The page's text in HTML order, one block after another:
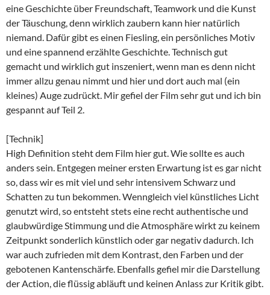
eine Geschichte über Freundschaft, Teamwork und die Kunst
der Täuschung, denn wirklich zaubern kann hier natürlich
niemand. Dafür gibt es einen Fiesling, ein persönliches Motiv
und eine spannend erzählte Geschichte. Technisch gut
gemacht und wirklich gut inszeniert, wenn man es denn nicht
immer allzu genau nimmt und hier und dort auch mal (ein
kleines) Auge zudrückt. Mir gefiel der Film sehr gut und ich bin
gespannt auf Teil 2.
[Technik]
High Definition steht dem Film hier gut. Wie sollte es auch
anders sein. Entgegen meiner ersten Erwartung ist es gar nicht
so, dass wir es mit viel und sehr intensivem Schwarz und
Schatten zu tun bekommen. Wenngleich viel künstliches Licht
genutzt wird, so entsteht stets eine recht authentische und
glaubwürdige Stimmung und die Atmosphäre wirkt zu keinem
Zeitpunkt sonderlich künstlich oder gar negativ dadurch. Ich
war auch zufrieden mit dem Kontrast, den Farben und der
gebotenen Kantenschärfe. Ebenfalls gefiel mir die Darstellung
der Action, die flüssig abläuft und keinen Anlass zur Kritik gibt.